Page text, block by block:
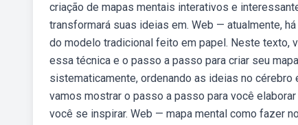
criação de mapas mentais interativos e
transformará suas ideias em. Web — atualmente,
do modelo tradicional feito em papel. Neste texto,
essa técnica e o passo a passo para criar seu
sistematicamente, ordenando as ideias no
vamos mostrar o passo a passo para você
você se inspirar. Web — mapa mental como fazer